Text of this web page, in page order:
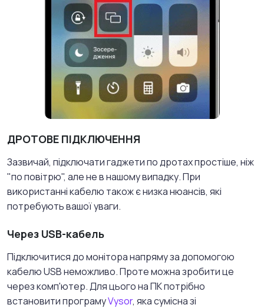
ДРОТОВЕ ПІДКЛЮЧЕННЯ
Зазвичай, підключати гаджети по дротах простіше, ніж
"по повітрю", але не в нашому випадку. При
використанні кабелю також є низка нюансів, які
потребують вашої уваги.
Через USB-кабель
Підключитися до монітора напряму за допомогою
кабелю USB неможливо. Проте можна зробити це
через комп'ютер. Для цього на ПК потрібно
встановити програмуVysor, яка сумісна зі